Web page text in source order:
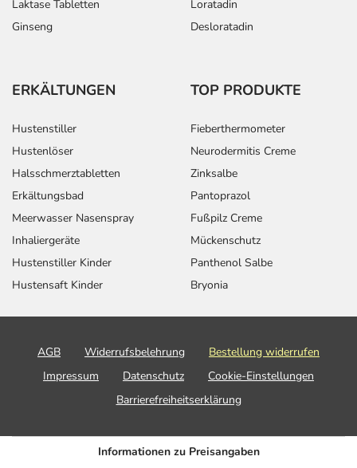
Laktase Tabletten
Ginseng
Loratadin
Desloratadin
ERKÄLTUNGEN
Hustenstiller
Hustenlöser
Halsschmerztabletten
Erkältungsbad
Meerwasser Nasenspray
Inhaliergeräte
Hustenstiller Kinder
Hustensaft Kinder
TOP PRODUKTE
Fieberthermometer
Neurodermitis Creme
Zinksalbe
Pantoprazol
Fußpilz Creme
Mückenschutz
Panthenol Salbe
Bryonia
AGB Widerrufsbelehrung
Bestellung widerrufen
Impressum
Datenschutz
Cookie-Einstellungen
Barrierefreiheitserklärung
Informationen zu Preisangaben